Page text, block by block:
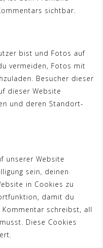
sichtbar.
bist und Fotos auf
vermeiden, Fotos mit
Besucher dieser
dieser Website
und deren Standort-
unserer Website
sein, deinen
in Cookies zu
damit du
schreibst, all
Diese Cookies